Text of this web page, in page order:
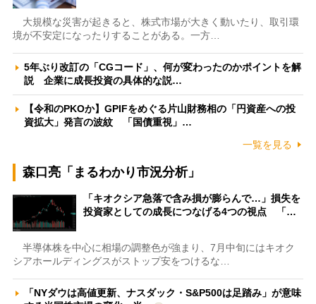
大規模な災害が起きると、株式市場が大きく動いたり、取引環
境が不安定になったりすることがある。一方…
5年ぶり改訂の「CGコード」、何が変わったのかポイントを解
説 企業に成長投資の具体的な説…
【令和のPKOか】GPIFをめぐる片山財務相の「円資産への投
資拡大」発言の波紋 「国債重視」…
一覧を見る
森口亮「まるわかり市況分析」
「キオクシア急落で含み損が膨らんで…」損失を
投資家としての成長につなげる4つの視点 「…
半導体株を中心に相場の調整色が強まり、7月中旬にはキオク
シアホールディングスがストップ安をつけるな…
「NYダウは高値更新、ナスダック・S&P500は足踏み」が意味